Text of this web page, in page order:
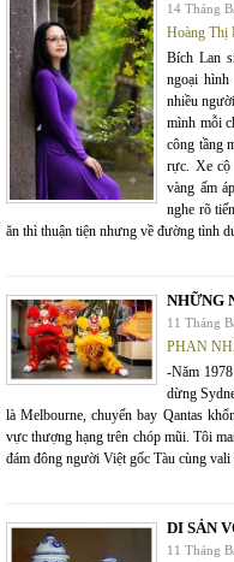
14 Tháng
Hoàng Thị
Bích Lan
ngoại
nhiều
mình mỗi
công tầng
rực. Xe cộ
vàng ấm
nghe rõ
ăn thì thuận tiện nhưng về đường tình
NHỮNG
11 Tháng
PHAN
-Năm
dừng
là Melbourne, chuyến bay Qantas
vực thượng hạng trên chóp mũi. Tôi
đám đông người Việt gốc Tàu cùng vali
DI SẢN
11 Tháng